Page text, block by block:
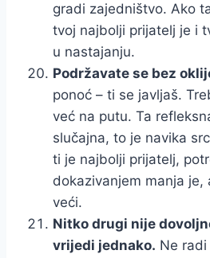
gradi zajedništvo. Ako
tvoj najbolji prijatelj je i
u nastajanju.
Podržavate se bez
ponoć – ti se javljaš.
već na putu. Ta
slučajna, to je navika
ti je najbolji prijatelj,
dokazivanjem manja je,
veći.
Nitko drugi nije
vrijedi jednako. Ne